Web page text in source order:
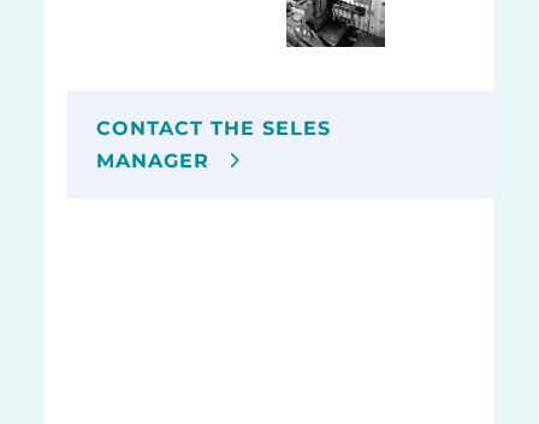
CONTACT THE SELES
MANAGER